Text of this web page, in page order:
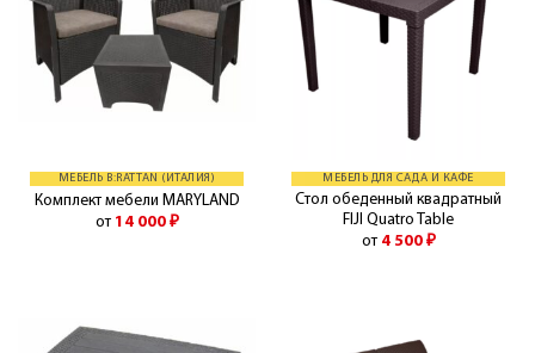
МЕБЕЛЬ B:RATTAN (ИТАЛИЯ)
Комплект мебели MARYLAND
от 14 000 ₽
МЕБЕЛЬ ДЛЯ САДА И КАФЕ
Стол обеденный квадратный
FIJI Quatro Table
от 4 500 ₽